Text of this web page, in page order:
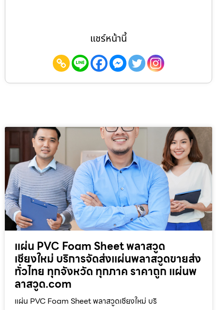
แชร์หน้านี้
แผ่น PVC Foam Sheet พลาสวูด
เชียงใหม่ บริการจัดส่งแผ่นพลาสวูดขายส่ง
ทั่วไทย ทุกจังหวัด ทุกภาค ราคาถูก แผ่นพ
ลาสวูด.com
แผ่น PVC Foam Sheet พลาสวูดเชียงใหม่ บริ